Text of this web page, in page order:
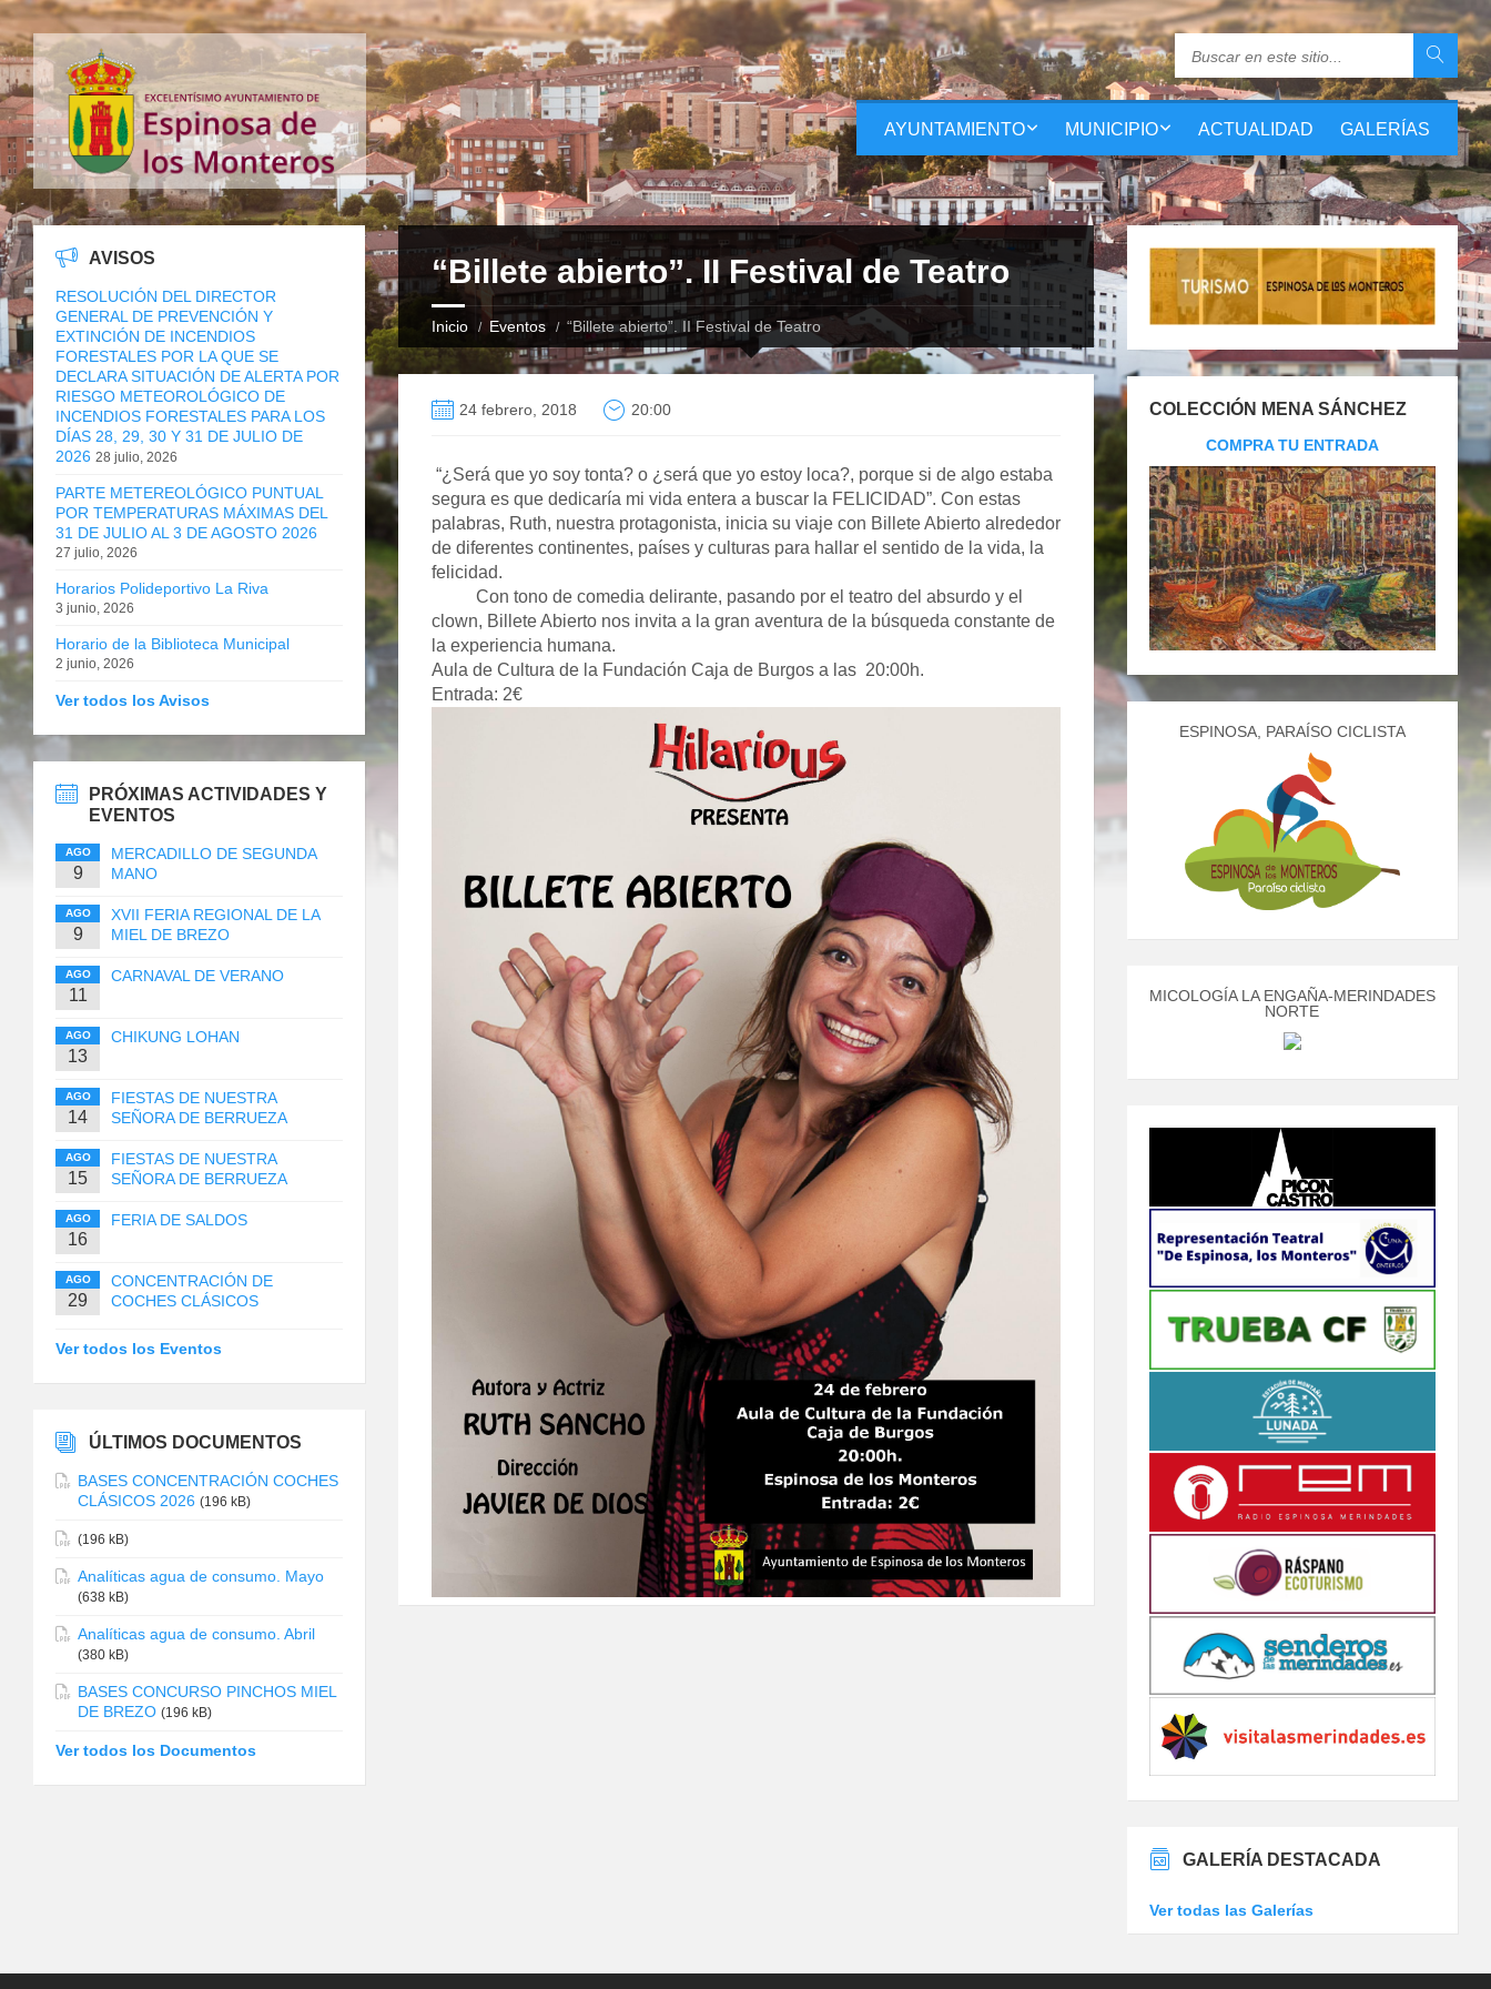
AYUNTAMIENTO MUNICIPIO ACTUALIDAD GALERÍAS
“Billete abierto”. II Festival de Teatro
Inicio Eventos “Billete abierto”. II Festival de Teatro
24 febrero, 2018 20:00
“¿Será que yo soy tonta? o ¿será que yo estoy loca?, porque si de algo estaba
segura es que dedicaría mi vida entera a buscar la FELICIDAD”. Con estas
palabras, Ruth, nuestra protagonista, inicia su viaje con Billete Abierto alrededor
de diferentes continentes, países y culturas para hallar el sentido de la vida, la
felicidad.
Con tono de comedia delirante, pasando por el teatro del absurdo y el
clown, Billete Abierto nos invita a la gran aventura de la búsqueda constante de
la experiencia humana.
Aula de Cultura de la Fundación Caja de Burgos a las 20:00h.
Entrada: 2€
AVISOS
RESOLUCIÓN DEL DIRECTOR
GENERAL DE PREVENCIÓN Y
EXTINCIÓN DE INCENDIOS
FORESTALES POR LA QUE SE
DECLARA SITUACIÓN DE ALERTA POR
RIESGO METEOROLÓGICO DE
INCENDIOS FORESTALES PARA LOS
DÍAS 28, 29, 30 Y 31 DE JULIO DE
2026 28 julio, 2026
PARTE METEREOLÓGICO PUNTUAL
POR TEMPERATURAS MÁXIMAS DEL
31 DE JULIO AL 3 DE AGOSTO 2026
27 julio, 2026
Horarios Polideportivo La Riva
3 junio, 2026
Horario de la Biblioteca Municipal
2 junio, 2026
Ver todos los Avisos
PRÓXIMAS ACTIVIDADES Y
EVENTOS
AGO
9
MERCADILLO DE SEGUNDA
MANO
AGO
9
XVII FERIA REGIONAL DE LA
MIEL DE BREZO
AGO
11
CARNAVAL DE VERANO
AGO
13
CHIKUNG LOHAN
AGO
14
FIESTAS DE NUESTRA
SEÑORA DE BERRUEZA
AGO
15
FIESTAS DE NUESTRA
SEÑORA DE BERRUEZA
AGO
16
FERIA DE SALDOS
AGO
29
CONCENTRACIÓN DE
COCHES CLÁSICOS
Ver todos los Eventos
ÚLTIMOS DOCUMENTOS
BASES CONCENTRACIÓN COCHES
CLÁSICOS 2026 (196 kB)
(196 kB)
Analíticas agua de consumo. Mayo
(638 kB)
Analíticas agua de consumo. Abril
(380 kB)
BASES CONCURSO PINCHOS MIEL
DE BREZO (196 kB)
Ver todos los Documentos
COLECCIÓN MENA SÁNCHEZ
COMPRA TU ENTRADA
ESPINOSA, PARAÍSO CICLISTA
MICOLOGÍA LA ENGAÑA-MERINDADES
NORTE
GALERÍA DESTACADA
Ver todas las Galerías